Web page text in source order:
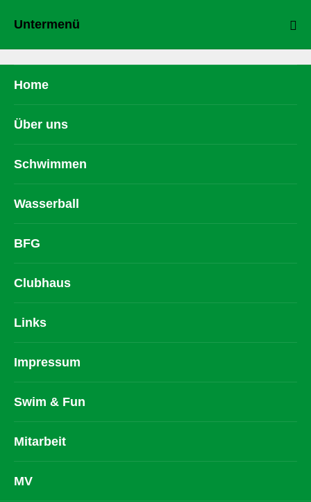
Untermenü
Home
Über uns
Schwimmen
Wasserball
BFG
Clubhaus
Links
Impressum
Swim & Fun
Mitarbeit
MV